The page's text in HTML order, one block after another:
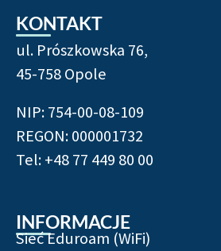
KONTAKT
ul. Prószkowska 76,
45-758 Opole
NIP: 754-00-08-109
REGON: 000001732
Tel: +48 77 449 80 00
INFORMACJE
Sieć Eduroam (WiFi)